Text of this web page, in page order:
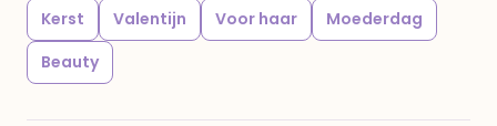
Kerst Valentijn Voor haar
Moederdag
Beauty